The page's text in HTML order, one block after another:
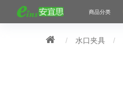
商品分类
水口夹具